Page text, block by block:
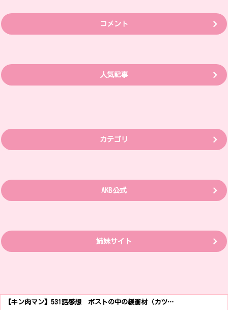
コメント
人気記事
カテゴリ
AKB公式
姉妹サイト
【キン肉マン】531話感想 ポストの中の緩衝材（カツ…